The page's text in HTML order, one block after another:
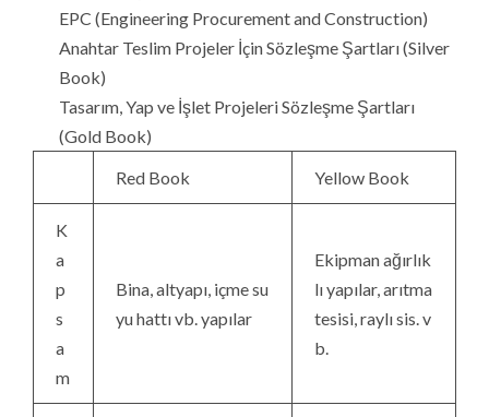
EPC (Engineering Procurement and Construction)
Anahtar Teslim Projeler İçin Sözleşme Şartları (Silver
Book)
Tasarım, Yap ve İşlet Projeleri Sözleşme Şartları
(Gold Book)
Red Book
Yellow Book
K
a
p
s
a
m
Bina, altyapı, içme su
yu hattı vb. yapılar
Ekipman ağırlık
lı yapılar, arıtma
tesisi, raylı sis. v
b.